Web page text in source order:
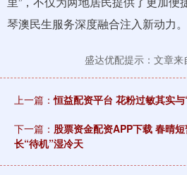
琴澳民生服务深度融合注入新动力。
盛达优配提示：文章来
上一篇：恒益配资平台 花粉过敏其实
下一篇： 股票资金配资APP下载 春晴
长“待机”湿冷天